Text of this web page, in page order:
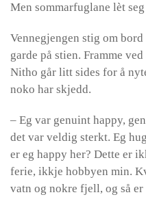
Men sommarfuglane lèt
Vennegjengen stig om
garde på stien. Framme
Nitho går litt sides for å
noko har skjedd.
– Eg var genuint happy,
det var veldig sterkt. Eg
er eg happy her? Dette er
ferie, ikkje hobbyen min.
vatn og nokre fjell, og så